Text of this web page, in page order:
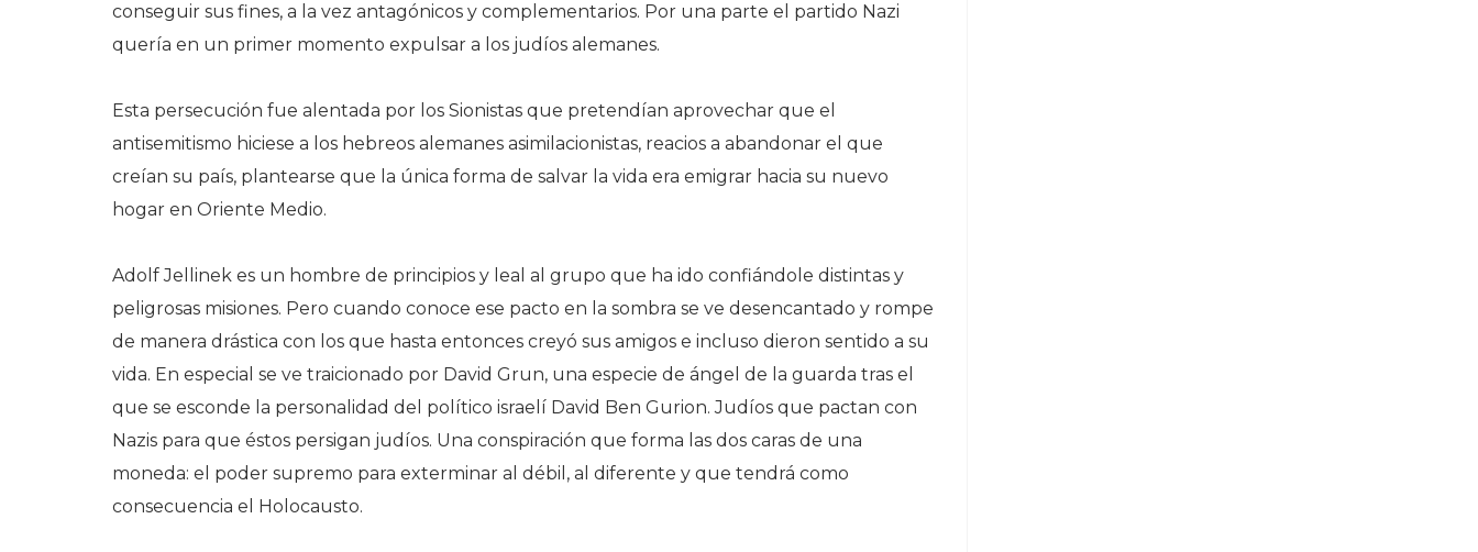
conseguir sus fines, a la vez antagónicos y complementarios. Por una parte el partido Nazi
quería en un primer momento expulsar a los judíos alemanes.
Esta persecución fue alentada por los Sionistas que pretendían aprovechar que el
antisemitismo hiciese a los hebreos alemanes asimilacionistas, reacios a abandonar el que
creían su país, plantearse que la única forma de salvar la vida era emigrar hacia su nuevo
hogar en Oriente Medio.
Adolf Jellinek es un hombre de principios y leal al grupo que ha ido confiándole distintas y
peligrosas misiones. Pero cuando conoce ese pacto en la sombra se ve desencantado y rompe
de manera drástica con los que hasta entonces creyó sus amigos e incluso dieron sentido a su
vida. En especial se ve traicionado por David Grun, una especie de ángel de la guarda tras el
que se esconde la personalidad del político israelí David Ben Gurion. Judíos que pactan con
Nazis para que éstos persigan judíos. Una conspiración que forma las dos caras de una
moneda: el poder supremo para exterminar al débil, al diferente y que tendrá como
consecuencia el Holocausto.